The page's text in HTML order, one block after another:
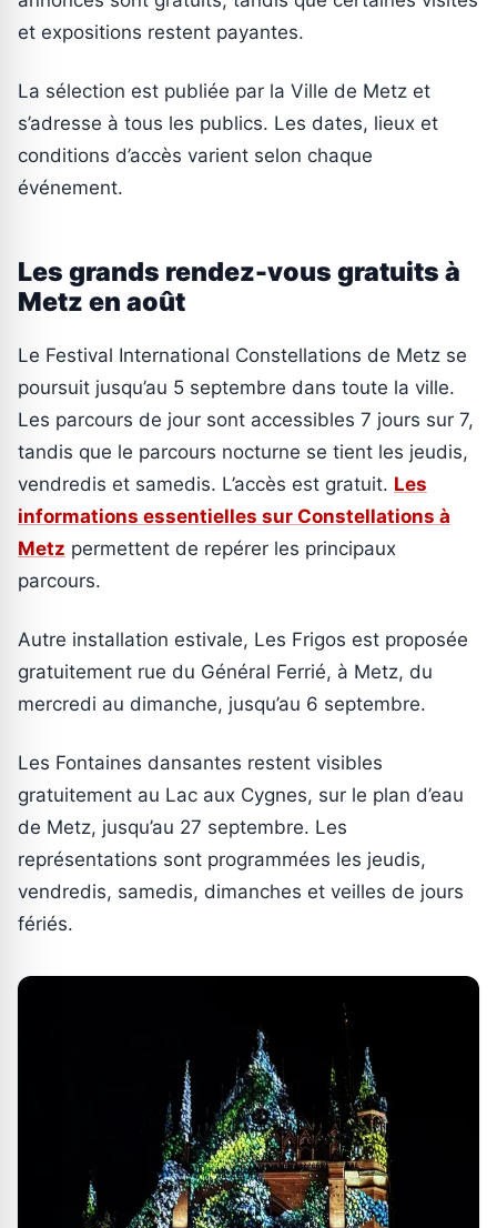
et expositions restent payantes.
La sélection est publiée par la Ville de Metz et
s’adresse à tous les publics. Les dates, lieux et
conditions d’accès varient selon chaque
événement.
Les grands rendez-vous gratuits à
Metz en août
Le Festival International Constellations de Metz se
poursuit jusqu’au 5 septembre dans toute la ville.
Les parcours de jour sont accessibles 7 jours sur 7,
tandis que le parcours nocturne se tient les jeudis,
vendredis et samedis. L’accès est gratuit. Les
informations essentielles sur Constellations à
Metz permettent de repérer les principaux
parcours.
Autre installation estivale, Les Frigos est proposée
gratuitement rue du Général Ferrié, à Metz, du
mercredi au dimanche, jusqu’au 6 septembre.
Les Fontaines dansantes restent visibles
gratuitement au Lac aux Cygnes, sur le plan d’eau
de Metz, jusqu’au 27 septembre. Les
représentations sont programmées les jeudis,
vendredis, samedis, dimanches et veilles de jours
fériés.